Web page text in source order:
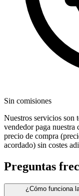
Sin comisiones
Nuestros servicios son
vendedor paga
precio de compra
acordado) sin costes
Preguntas
¿Cómo funciona